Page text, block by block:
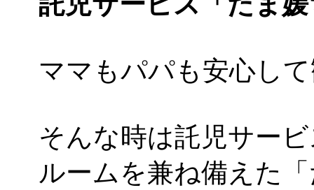
ママもパパも安心し
そんな時は託児サー
ルームを兼ね備えた